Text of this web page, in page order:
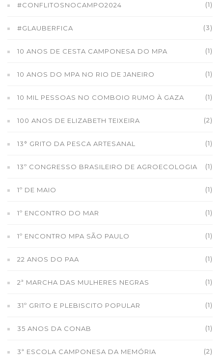
#CONFLITOSNOCAMPO2024 (1)
#GLAUBERFICA (3)
10 ANOS DE CESTA CAMPONESA DO MPA (1)
10 ANOS DO MPA NO RIO DE JANEIRO (1)
10 MIL PESSOAS NO COMBOIO RUMO À GAZA (1)
100 ANOS DE ELIZABETH TEIXEIRA (2)
13° GRITO DA PESCA ARTESANAL (1)
13º CONGRESSO BRASILEIRO DE AGROECOLOGIA (1)
1º DE MAIO (1)
1º ENCONTRO DO MAR (1)
1º ENCONTRO MPA SÃO PAULO (1)
22 ANOS DO PAA (1)
2ª MARCHA DAS MULHERES NEGRAS (1)
31º GRITO E PLEBISCITO POPULAR (1)
35 ANOS DA CONAB (1)
3ª ESCOLA CAMPONESA DA MEMÓRIA (2)